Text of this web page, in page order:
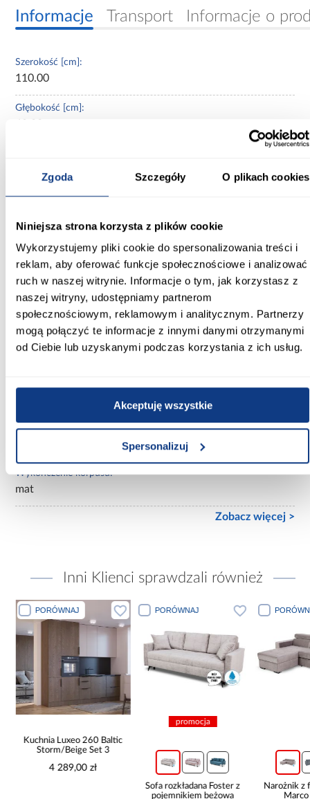
Zgoda Szczegóły O plikach cookies
Niniejsza strona korzysta z plików cookie
Wykorzystujemy pliki cookie do spersonalizowania treści i
reklam, aby oferować funkcje społecznościowe i analizować
ruch w naszej witrynie. Informacje o tym, jak korzystasz z
naszej witryny, udostępniamy partnerom
społecznościowym, reklamowym i analitycznym. Partnerzy
mogą połączyć te informacje z innymi danymi otrzymanymi
od Ciebie lub uzyskanymi podczas korzystania z ich usług.
Akceptuję wszystkie
Spersonalizuj
Informacje Transport Informacje o
Szerokość [cm]:
110.00
Głębokość [cm]:
Kolor frontów:
Kolor korpusu:
czarny
czarne
Lustro:
z lustrem
Wykończenie frontów:
Wykończenie korpusu:
mat
Zobacz więcej >
Inni Klienci sprawdzali również
PORÓWNAJ
Kuchnia Luxeo 260 Baltic
Storm/Beige Set 3
4 289,00 zł
PORÓWNAJ
promocja
Sofa rozkładana Foster z
pojemnikiem beżowa
Narożnik z